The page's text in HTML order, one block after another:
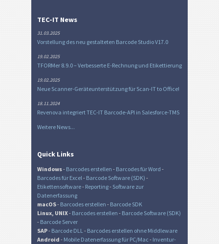
TEC-IT News
31.03.2025
Vorstellung des neu gestalteten Barcode Studio V17.0
19.02.2025
TFORMer 8.9.0 – Verbesserte E-Rechnung und Etikettierung
19.02.2025
Neue Scanner-Geräteunterstützung für Scan-IT to Office!
18.11.2024
Revenova integriert TEC-IT Barcode-API in Salesforce-TMS
Weitere News...
Quick Links
Windows- Barcodes erstellen - Barcodes für Word -
Barcodes für Excel- Barcode Software (SDK) -
Etikettensoftware- Reporting- Software zur
Datenerfassung
macOS- Barcodes erstellen - Barcode SDK
Linux, UNIX- Barcodes erstellen - Barcode Software (SDK)
- Barcode Server
SAP- Barcode DLL- Barcodes erstellen ohne Middleware
Android - Mobile Datenerfassung für PC/Mac - Inventur-